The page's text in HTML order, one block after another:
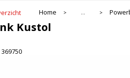
Home > ... >
Kustol
369750